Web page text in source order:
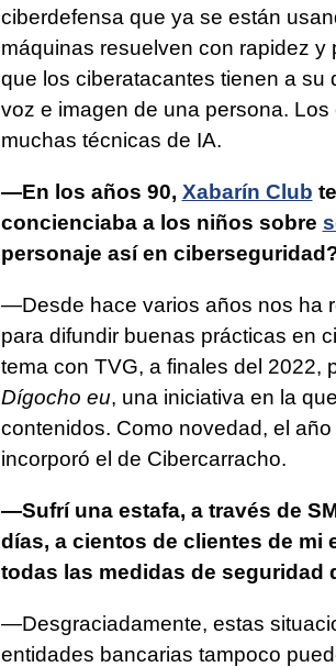
ciberdefensa que ya se están
máquinas resuelven con rapidez
que los ciberatacantes tienen a su
voz e imagen de una persona.
muchas técnicas de IA.
—En los años 90, Xabarín Club
concienciaba a los niños sobre
personaje así en
—Desde hace varios años nos ha
para difundir buenas prácticas en
tema con TVG, a finales del 2022,
Dígocho eu, una iniciativa en la
contenidos. Como novedad, el
incorporó el de Cibercarracho.
—Sufrí una estafa, a través de
días, a cientos de clientes de mi
todas las medidas de seguridad
—Desgraciadamente, estas
entidades bancarias tampoco